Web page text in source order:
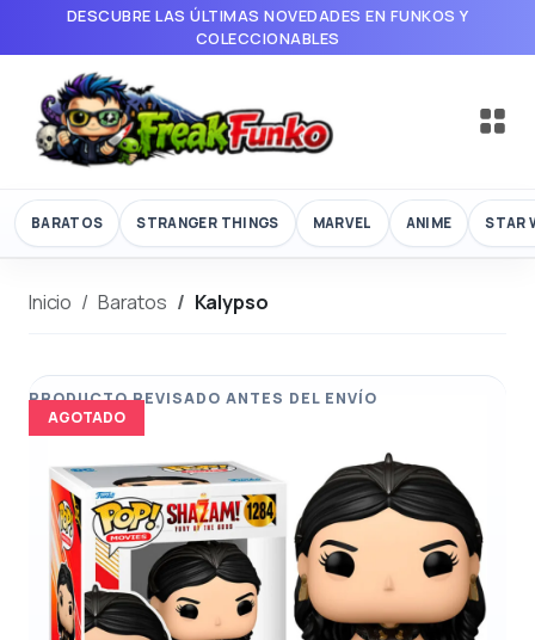
DESCUBRE LAS ÚLTIMAS NOVEDADES EN FUNKOS Y
COLECCIONABLES
BARATOS STRANGER THINGS MARVEL ANIME STAR
Inicio Baratos Kalypso
AGOTADO